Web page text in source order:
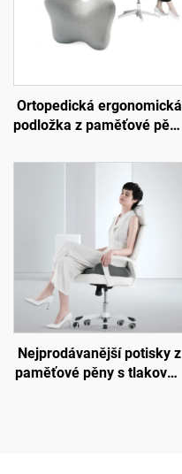
Ortopedická ergonomická
podložka z paměťové pěny
polštářková podložka do
kanceláře a auta,
podložka B2
Nejprodávanější potisky z
paměťové pěny s tlakovou